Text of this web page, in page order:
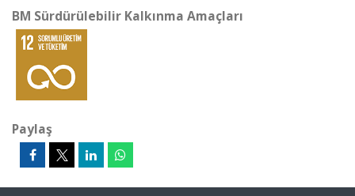
BM Sürdürülebilir Kalkınma Amaçları
Paylaş